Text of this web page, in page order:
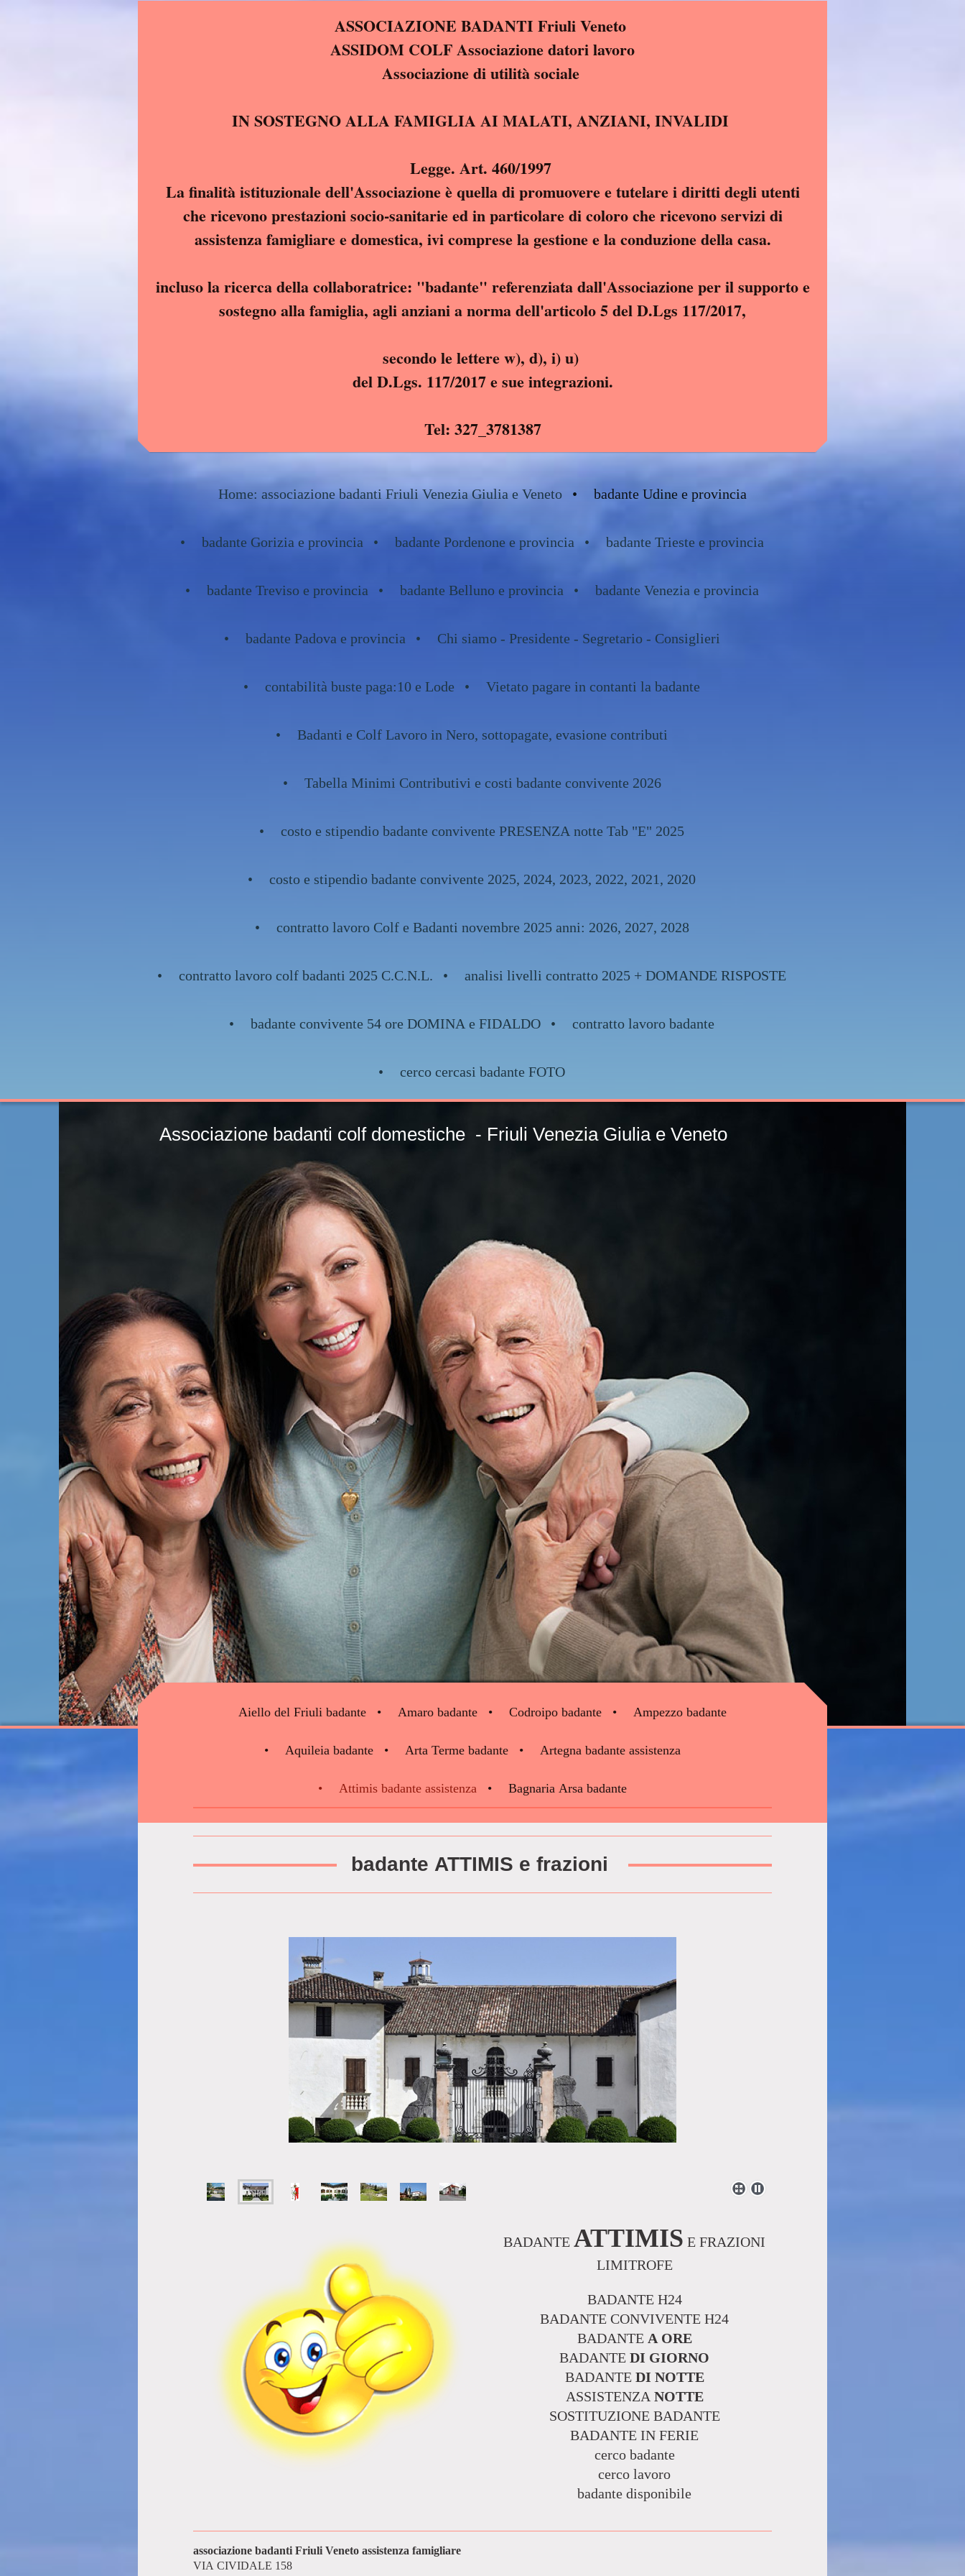
ASSOCIAZIONE BADANTI Friuli Veneto
ASSIDOM COLF Associazione datori lavoro
Associazione di utilità sociale
IN SOSTEGNO ALLA FAMIGLIA AI MALATI, ANZIANI, INVALIDI
Legge. Art. 460/1997
La finalità istituzionale dell'Associazione è quella di promuovere e tutelare i diritti degli utenti
che ricevono prestazioni socio-sanitarie ed in particolare di coloro che ricevono servizi di
assistenza famigliare e domestica, ivi comprese la gestione e la conduzione della casa.
incluso la ricerca della collaboratrice: "badante" referenziata dall'Associazione per il supporto e
sostegno alla famiglia, agli anziani a norma dell'articolo 5 del D.Lgs 117/2017,
secondo le lettere w), d), i) u)
del D.Lgs. 117/2017 e sue integrazioni.
Tel: 327_3781387
Home: associazione badanti Friuli Venezia Giulia e Veneto badante Udine e provincia
badante Gorizia e provincia badante Pordenone e provincia badante Trieste e provincia
badante Treviso e provincia badante Belluno e provincia badante Venezia e provincia
badante Padova e provincia Chi siamo - Presidente - Segretario - Consiglieri
contabilità buste paga:10 e Lode Vietato pagare in contanti la badante
Badanti e Colf Lavoro in Nero, sottopagate, evasione contributi
Tabella Minimi Contributivi e costi badante convivente 2026
costo e stipendio badante convivente PRESENZA notte Tab "E" 2025
costo e stipendio badante convivente 2025, 2024, 2023, 2022, 2021, 2020
contratto lavoro Colf e Badanti novembre 2025 anni: 2026, 2027, 2028
contratto lavoro colf badanti 2025 C.C.N.L. analisi livelli contratto 2025 + DOMANDE RISPOSTE
badante convivente 54 ore DOMINA e FIDALDO contratto lavoro badante
cerco cercasi badante FOTO
Associazione badanti colf domestiche - Friuli Venezia Giulia
Aiello del Friuli badante Amaro badante Codroipo badante Ampezzo badante
Aquileia badante Arta Terme badante Artegna badante assistenza
Attimis badante assistenza Bagnaria Arsa badante
badante ATTIMIS e frazioni
BADANTE ATTIMIS E FRAZIONI
LIMITROFE
BADANTE H24
BADANTE CONVIVENTE H24
BADANTE A ORE
BADANTE DI GIORNO
BADANTE DI NOTTE
ASSISTENZA NOTTE
SOSTITUZIONE BADANTE
BADANTE IN FERIE
cerco badante
cerco lavoro
badante disponibile
associazione badanti Friuli Veneto assistenza famigliare
VIA CIVIDALE 158